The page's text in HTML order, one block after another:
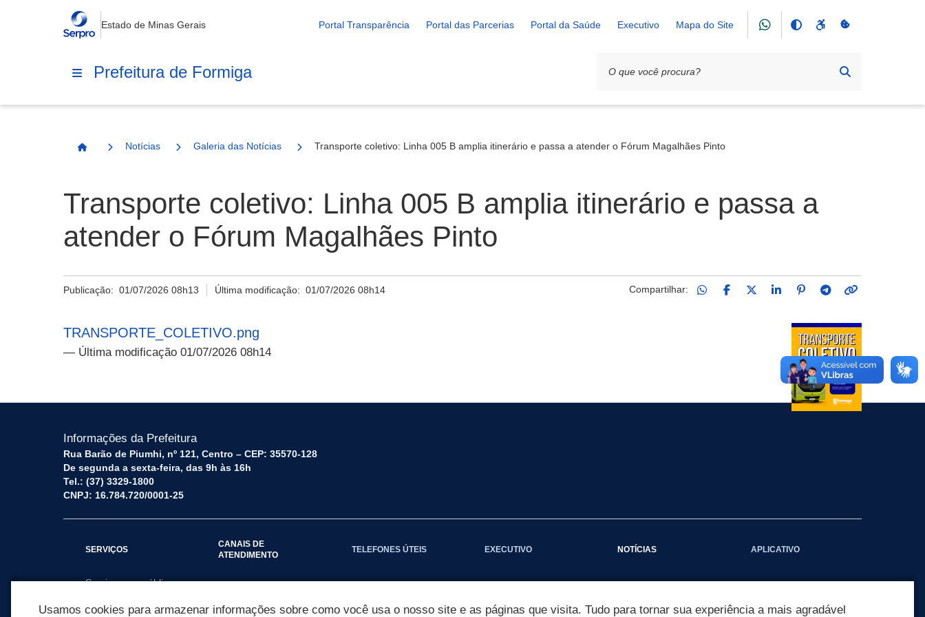
Estado de Minas Gerais Portal Transparência Portal das Parcerias Portal da Saúde Executivo Mapa do Site
Prefeitura de Formiga
Página Inicial
Notícias Galeria das Notícias Transporte coletivo: Linha 005 B amplia itinerário e passa a atender o Fórum Magalhães Pinto
Transporte coletivo: Linha 005 B amplia itinerário e passa a
atender o Fórum Magalhães Pinto
Publicação: 01/07/2026 08h13 Última modificação:01/07/2026 08h14 Compartilhar:
TRANSPORTE_COLETIVO.png
— Última modificação 01/07/2026 08h14
Informações da Prefeitura
Rua Barão de Piumhi, nº 121, Centro – CEP: 35570-128
De segunda a sexta-feira, das 9h às 16h
Tel.: (37) 3329-1800
CNPJ: 16.784.720/0001-25
SERVIÇOS
Serviços por público
CANAIS DE
ATENDIMENTO
TELEFONES ÚTEIS EXECUTIVO NOTÍCIAS APLICATIVO
Usamos cookies para armazenar informações sobre como você usa o nosso site e as páginas que visita. Tudo para tornar sua experiência a mais agradável